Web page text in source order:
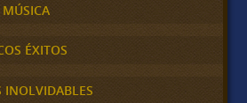
ÉXITOS
INOLVIDABLES